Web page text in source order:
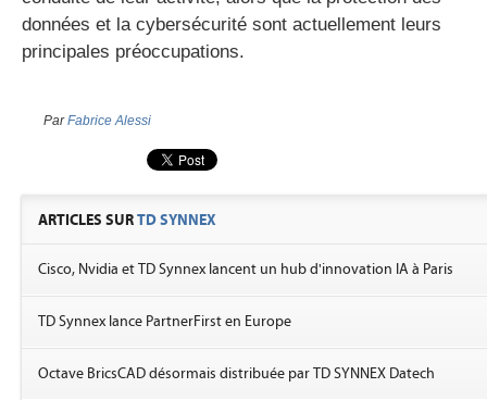
données et la cybersécurité sont actuellement leurs
principales préoccupations.
ParFabrice Alessi
ARTICLES SURTD SYNNEX
Cisco, Nvidia et TD Synnex lancent un hub d'innovation IA à Paris
TD Synnex lance PartnerFirst en Europe
Octave BricsCAD désormais distribuée par TD SYNNEX Datech